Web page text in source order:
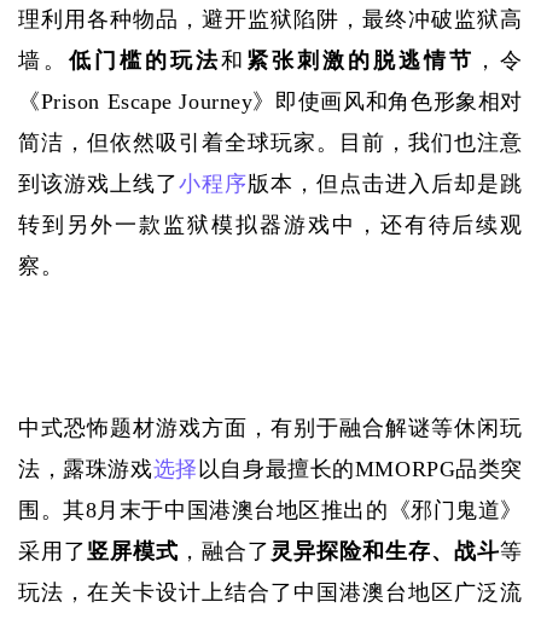
理利用各种物品，避开监狱陷阱，最终冲破监狱高
墙。低门槛的玩法和 紧张刺激的脱逃情节 ，令
《Prison Escape Journey》即使画风和角色形象相对
简洁，但依然吸引着全球玩家。目前，我们也注意
到该游戏上线了小程序版本，但点击进入后却是跳
转到另外一款监狱模拟器游戏中，还有待后续观
察。
中式恐怖题材游戏方面，有别于融合解谜等休闲玩
法，露珠游戏选择以自身最擅长的MMORPG品类突
围。其8月末于中国港澳台地区推出的《邪门鬼道》
采用了竖屏模式 ，融合了 灵异探险和生存、战斗等
玩法，在关卡设计上结合了中国港澳台地区广泛流